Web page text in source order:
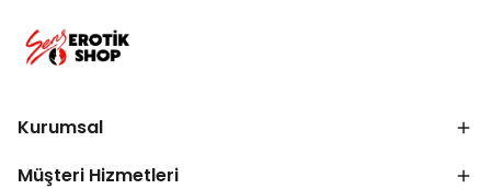
Kurumsal
Müşteri Hizmetleri